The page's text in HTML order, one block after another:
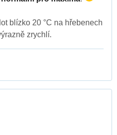
blízko 20 °C na hřebenech
zrychlí.